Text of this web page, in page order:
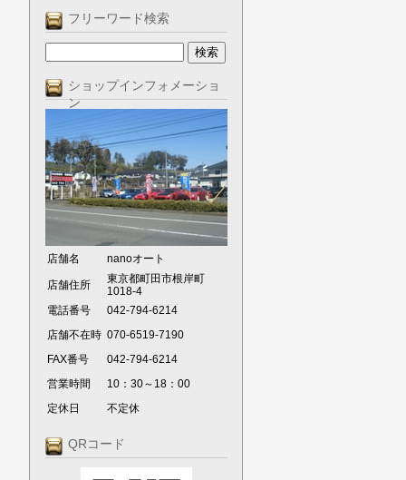
フリーワード検索
ショップインフォメーショ
ン
店舗名 nanoオート
店舗住所
東京都町田市根岸町
1018-4
電話番号
042-794-6214
店舗不在時 070-6519-7190
FAX番号
042-794-6214
営業時間
10：30～18：00
定休日
不定休
QRコード